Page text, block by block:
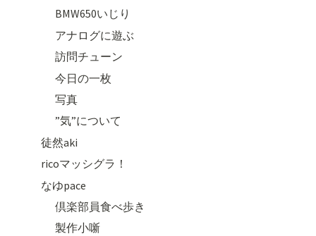
BMW650いじり
アナログに遊ぶ
訪問チューン
今日の一枚
写真
”気”について
徒然aki
ricoマッシグラ！
なゆpace
倶楽部員食べ歩き
製作小噺